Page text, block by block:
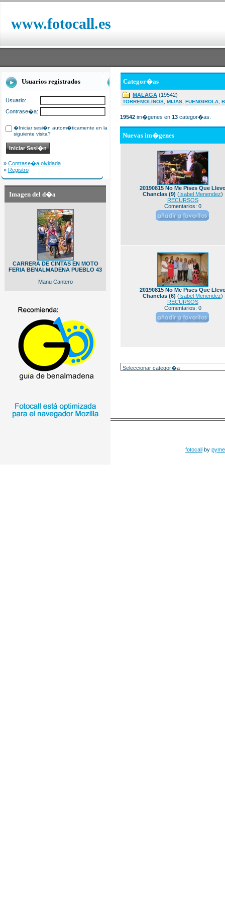
www.fotocall.es
Usuarios registrados
Usuario:
Contrase�a:
�Iniciar sesi�n autom�ticamente en la
siguiente visita?
» Contrase�a olvidada
» Registro
Imagen del d�a
CARRERA DE CINTAS EN MOTO
FERIA BENALMADENA PUEBLO 43
Manu Cantero
Categor�as
MALAGA (19542)
TORREMOLINOS MIJAS FUENGIROLA
19542 im�genes en 13 categor�as.
Nuevas im�genes
20190815 No Me Pises Que
Chanclas (9) (Isabel Menendez)
RECURSOS
Comentarios: 0
20190815 No Me Pises Que
Chanclas (6) (Isabel Menendez)
RECURSOS
Comentarios: 0
fotocall by